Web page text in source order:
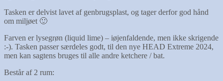
Tasken er delvist lavet af genbrugsplast, og tager derfor god hånd
om miljøet 🙂
Farven er lysegrøn (liquid lime) – iøjenfaldende, men ikke skrigende
:-). Tasken passer særdeles godt, til den nye HEAD Extreme 2024,
men kan sagtens bruges til alle andre ketchere / bat.
Består af 2 rum: